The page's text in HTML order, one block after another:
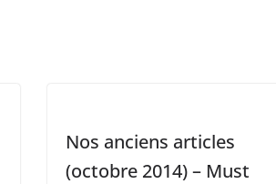
Nos anciens articles
(octobre 2014) – Must